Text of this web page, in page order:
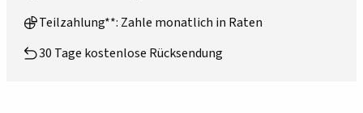
Teilzahlung**: Zahle monatlich in Raten
30 Tage kostenlose Rücksendung